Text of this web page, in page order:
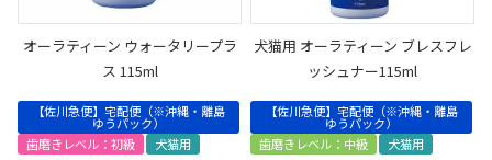
オーラティーン ウォータリープラ
ス 115ml
【佐川急便】宅配便（※沖縄・離島
ゆうパック）
歯磨きレベル：初級
犬猫用
犬猫用 オーラティーン ブレスフレ
ッシュナー115ml
【佐川急便】宅配便（※沖縄・離島
ゆうパック）
歯磨きレベル：中級
犬猫用